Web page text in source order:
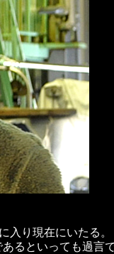
入り現在にいたる。
るといっても過言